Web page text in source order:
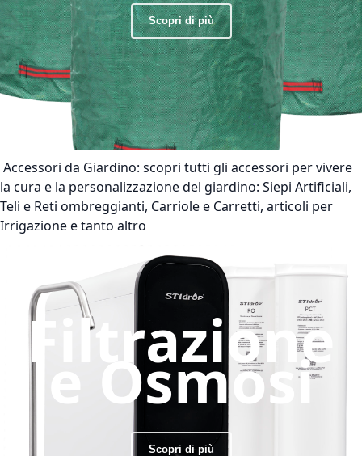
Scopri di più
Accessori da Giardino: scopri tutti gli accessori per vivere
la cura e la personalizzazione del giardino: Siepi Artificiali,
Teli e Reti ombreggianti, Carriole e Carretti, articoli per
Irrigazione e tanto altro
Filtrazione
e Osmosi
Scopri di più